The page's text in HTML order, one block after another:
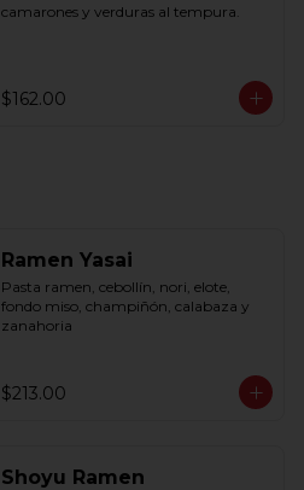
camarones y verduras al tempura.
$162.00
Ramen Yasai
Pasta ramen, cebollín, nori, elote,
fondo miso, champiñón, calabaza y
zanahoria
$213.00
Shoyu Ramen